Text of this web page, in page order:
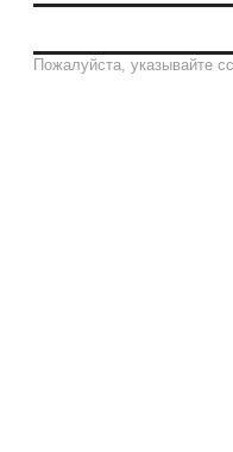
Пожалуйста, указывайте